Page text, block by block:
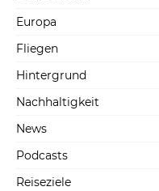
Europa
Fliegen
Hintergrund
Nachhaltigkeit
News
Podcasts
Reiseziele